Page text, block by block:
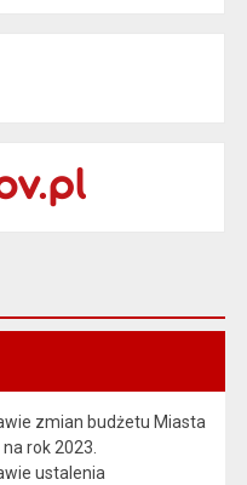
zmian budżetu Miasta
rok 2023.
ustalenia